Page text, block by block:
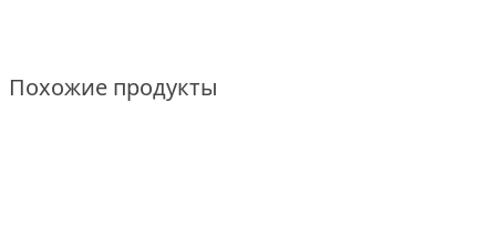
Похожие продукты